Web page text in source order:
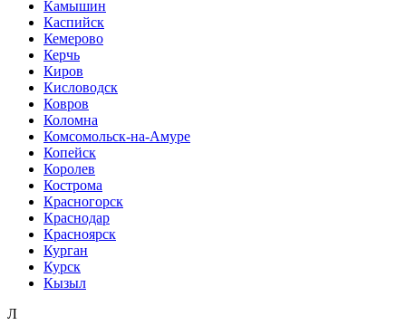
Камышин
Каспийск
Кемерово
Керчь
Киров
Кисловодск
Ковров
Коломна
Комсомольск-на-Амуре
Копейск
Королев
Кострома
Красногорск
Краснодар
Красноярск
Курган
Курск
Кызыл
Л